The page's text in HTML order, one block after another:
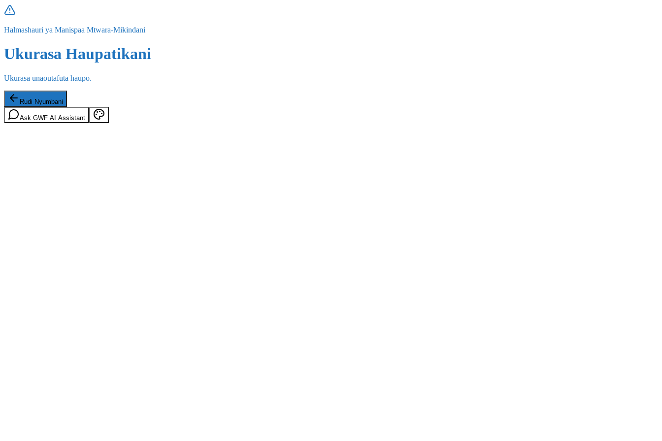
Halmashauri ya Manispaa Mtwara-Mikindani
Ukurasa Haupatikani
Ukurasa unaoutafuta haupo.
Rudi Nyumbani
Ask GWF AI Assistant